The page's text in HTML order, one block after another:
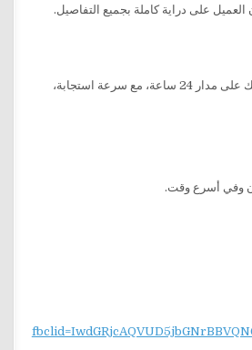
على دراية كاملة بجميع التفاصيل.
. نحن جاهزون لخدمتك على مدار 24 ساعة، مع سرعة استجابة،
وفي أسرع وقت.